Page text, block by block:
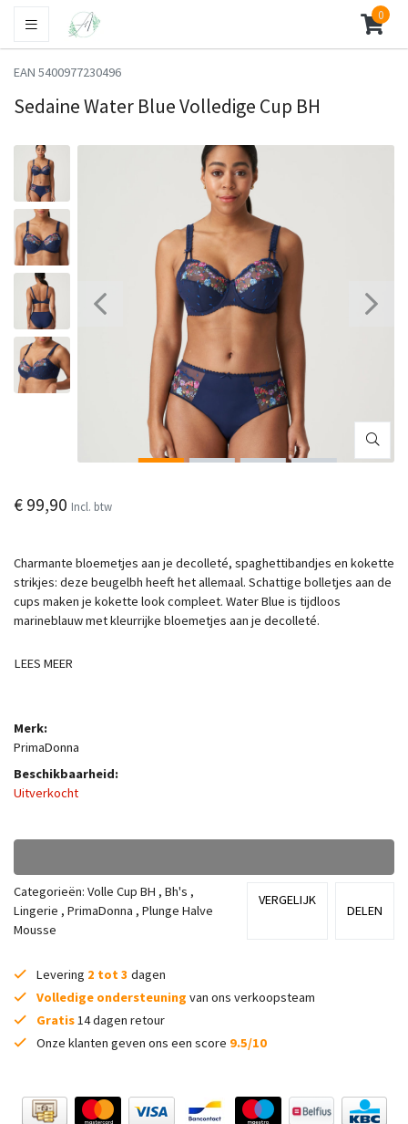
0
EAN 5400977230496
Sedaine Water Blue Volledige Cup BH
€ 99,90 Incl. btw
Charmante bloemetjes aan je decolleté, spaghettibandjes en kokette
strikjes: deze beugelbh heeft het allemaal. Schattige bolletjes aan de
cups maken je kokette look compleet. Water Blue is tijdloos
marineblauw met kleurrijke bloemetjes aan je decolleté.
LEES MEER
Merk:
PrimaDonna
Beschikbaarheid:
Uitverkocht
Categorieën: Volle Cup BH , Bh's ,
Lingerie , PrimaDonna , Plunge Halve
Mousse
VERGELIJK
DELEN
Levering 2 tot 3 dagen
Volledige ondersteuning van ons verkoopsteam
Gratis 14 dagen retour
Onze klanten geven ons een score 9.5/10